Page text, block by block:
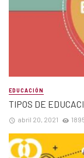
EDUCACIÓN
TIPOS DE
abril 20, 2021